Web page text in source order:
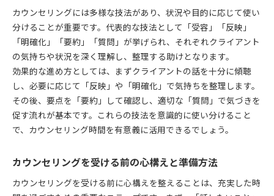
カウンセリングの効果を高める質問の仕方とは
カウンセリングの言い換えによる安心感の作り方
カウンセリング技法一覧から選ぶおすすめの手法
カウンセリングには多様な技法があり、状況や目的に応じて使い
分けることが重要です。代表的な技法として「受容」「反映」
「明確化」「要約」「質問」が挙げられ、それぞれクライアント
の気持ちや状況を深く理解し、整理する助けとなります。
効果的な進め方としては、まずクライアントの話を十分に傾聴
し、必要に応じて「反映」や「明確化」で気持ちを整理します。
その後、要点を「要約」して確認し、適切な「質問」で気づきを
促す流れが基本です。これらの技法を意識的に使い分けること
で、カウンセリング時間を有意義に活用できるでしょう。
カウンセリングを受ける前の心構えと準備方法
カウンセリングを受ける前に心構えを整えることは、充実した時